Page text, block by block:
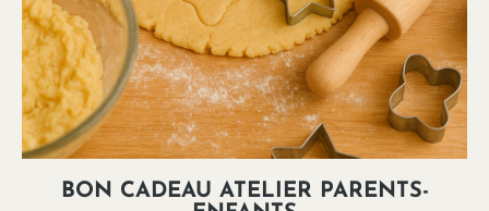
BON CADEAU ATELIER PARENTS-